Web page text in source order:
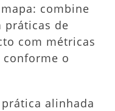
combine
práticas de
com métricas
o
alinhada